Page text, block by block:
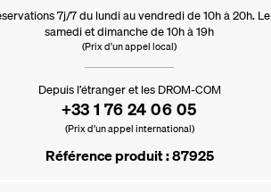
7j/7 du lundi au vendredi de 10h à 20h. Le
samedi et dimanche de 10h à 19h
(Prix d'un appel local)
Depuis l’étranger et les DROM-COM
+33 1 76 24 06 05
(Prix d’un appel international)
Référence produit : 87925